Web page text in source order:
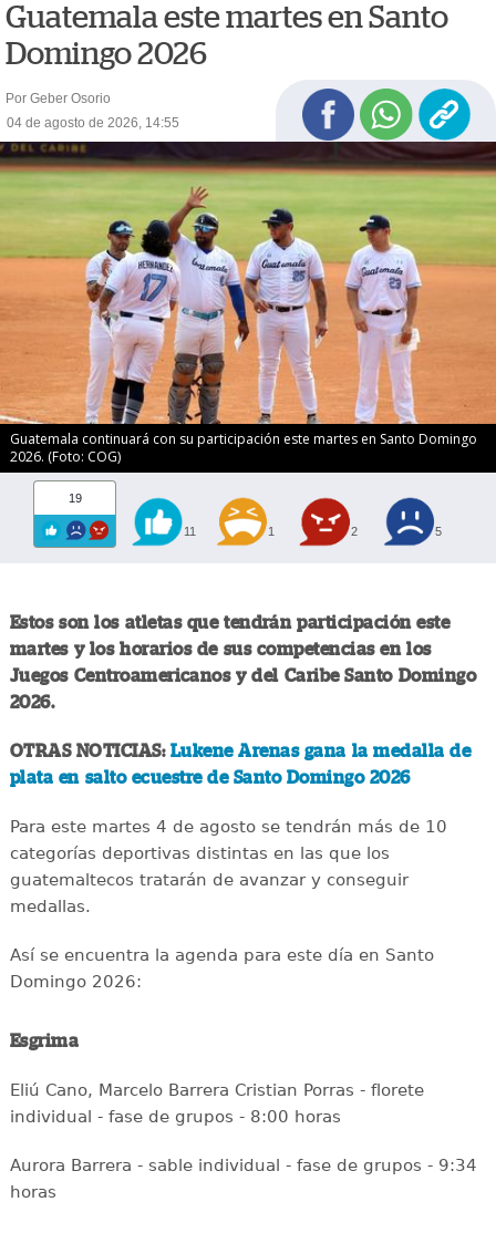
Guatemala este martes en Santo
Domingo 2026
Por Geber Osorio
04 de agosto de 2026, 14:55
Guatemala continuará con su participación este martes en Santo Domingo
2026. (Foto: COG)
19
11 1 2 5
Estos son los atletas que tendrán participación este
martes y los horarios de sus competencias en los
Juegos Centroamericanos y del Caribe Santo Domingo
2026.
OTRAS NOTICIAS: Lukene Arenas gana la medalla de
plata en salto ecuestre de Santo Domingo 2026
Para este martes 4 de agosto se tendrán más de 10
categorías deportivas distintas en las que los
guatemaltecos tratarán de avanzar y conseguir
medallas.
Así se encuentra la agenda para este día en Santo
Domingo 2026:
Esgrima
Eliú Cano, Marcelo Barrera Cristian Porras - florete
individual - fase de grupos - 8:00 horas
Aurora Barrera - sable individual - fase de grupos - 9:34
horas